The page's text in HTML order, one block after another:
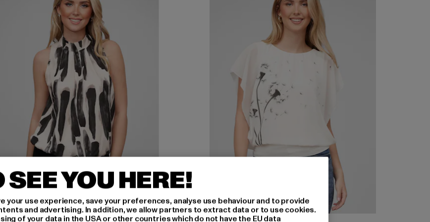
YOU HERE!
your use experience, save your preferences, analyse use behaviour and to provide
and advertising. In addition, we allow partners to extract data or to use cookies.
of your data in the USA or other countries which do not have the EU data